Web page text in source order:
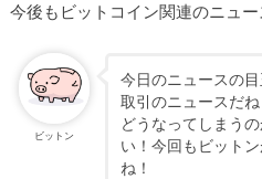
今後もビットコイン関連のニュー
ビットン
今日のニュースの
取引のニュースだ
どうなってしまう
い！今回もビット
ね！